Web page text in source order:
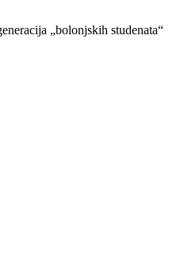
„bolonjskih studenata“